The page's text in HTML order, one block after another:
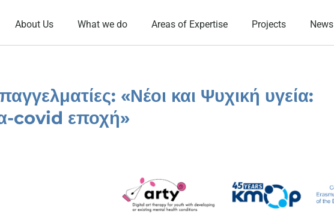
About Us What we do Areas of Expertise Projects News
«Νέοι και Ψυχική υγεία:
covid εποχή»